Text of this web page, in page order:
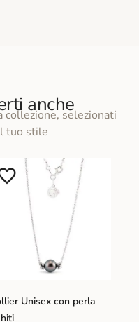
ancheselezionati
tuo stile
Unisex con perla